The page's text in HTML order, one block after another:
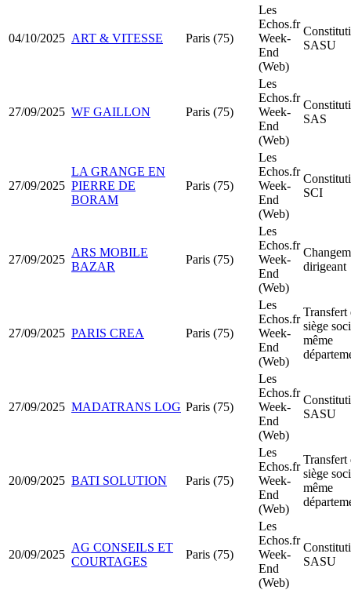
04/10/2025 ART & VITESSE Paris (75)
Les
Echos.fr
Week-
End
(Web)
SASU
27/09/2025 WF GAILLON Paris (75)
Les
Echos.fr
Week-
End
(Web)
SAS
27/09/2025
LA GRANGE EN
PIERRE DE
BORAM
Paris (75)
Les
Echos.fr
Week-
End
(Web)
SCI
27/09/2025
ARS MOBILE
BAZAR
Paris (75)
Les
Echos.fr
Week-
End
(Web)
dirigeant
27/09/2025 PARIS CREA Paris (75)
Les
Echos.fr
Week-
End
(Web)
Transfert
siège
même
27/09/2025 MADATRANS LOG Paris (75)
Les
Echos.fr
Week-
End
(Web)
SASU
20/09/2025 BATI SOLUTION Paris (75)
Les
Echos.fr
Week-
End
(Web)
Transfert
siège
même
20/09/2025
AG CONSEILS ET
COURTAGES
Paris (75)
Les
Echos.fr
Week-
End
(Web)
SASU